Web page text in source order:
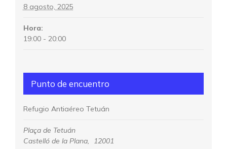
8 agosto, 2025
Hora:
19:00 - 20:00
Punto de encuentro
Refugio Antiaéreo Tetuán
Plaça de Tetuán
Castelló de la Plana, 12001